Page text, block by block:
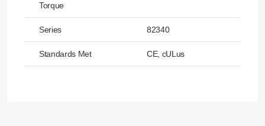
Torque
Series 82340
Standards Met CE, cULus